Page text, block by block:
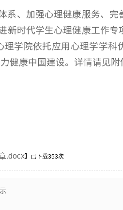
系、加强心理健康服务、
新时代学生心理健康工作
学院依托应用心理学学科
健康中国建设。详情请见附
.docx】已下载353次